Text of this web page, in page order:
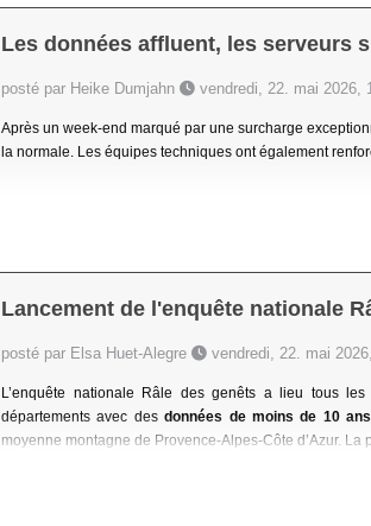
Les données affluent, les serveurs
posté par Heike Dumjahn vendredi, 22. mai 2026,
Après un week-end marqué par une surcharge
la normale. Les équipes techniques ont également
Lancement de l'enquête nationale
posté par Elsa Huet-Alegre vendredi, 22. mai
L’enquête nationale Râle des genêts a lieu tous
départements avec desdonnées de moins de 10
moyenne montagne de Provence-Alpes-Côte d’Azur. La